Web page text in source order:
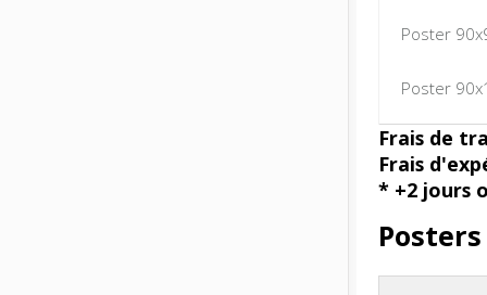
Poster
Poster
Frais de
Frais
* +2 jours